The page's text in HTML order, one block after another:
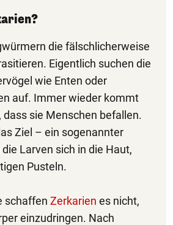
die fälschlicherweise
Eigentlich suchen die
wie Enten oder
auf. Immer wieder kommt
dass sie Menschen befallen.
Ziel – ein sogenannter
Larven sich in die Haut,
Pusteln.
schaffen Zerkarien es nicht,
einzudringen. Nach